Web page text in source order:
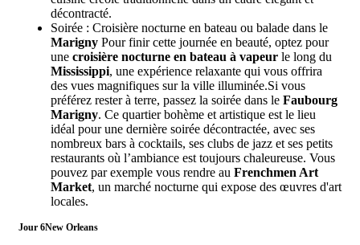
décontracté.
Soirée : Croisière nocturne en bateau ou balade dans le
Marigny Pour finir cette journée en beauté, optez pour
une croisière nocturne en bateau à vapeur le long du
Mississippi, une expérience relaxante qui vous offrira
des vues magnifiques sur la ville illuminée.Si vous
préférez rester à terre, passez la soirée dans le Faubourg
Marigny. Ce quartier bohème et artistique est le lieu
idéal pour une dernière soirée décontractée, avec ses
nombreux bars à cocktails, ses clubs de jazz et ses petits
restaurants où l’ambiance est toujours chaleureuse. Vous
pouvez par exemple vous rendre au Frenchmen Art
Market, un marché nocturne qui expose des œuvres d'art
locales.
Jour 6New Orleans